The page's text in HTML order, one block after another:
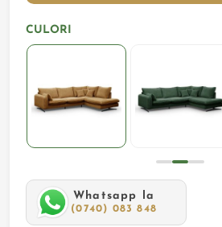
CULORI
Whatsapp la
(0740) 083 848